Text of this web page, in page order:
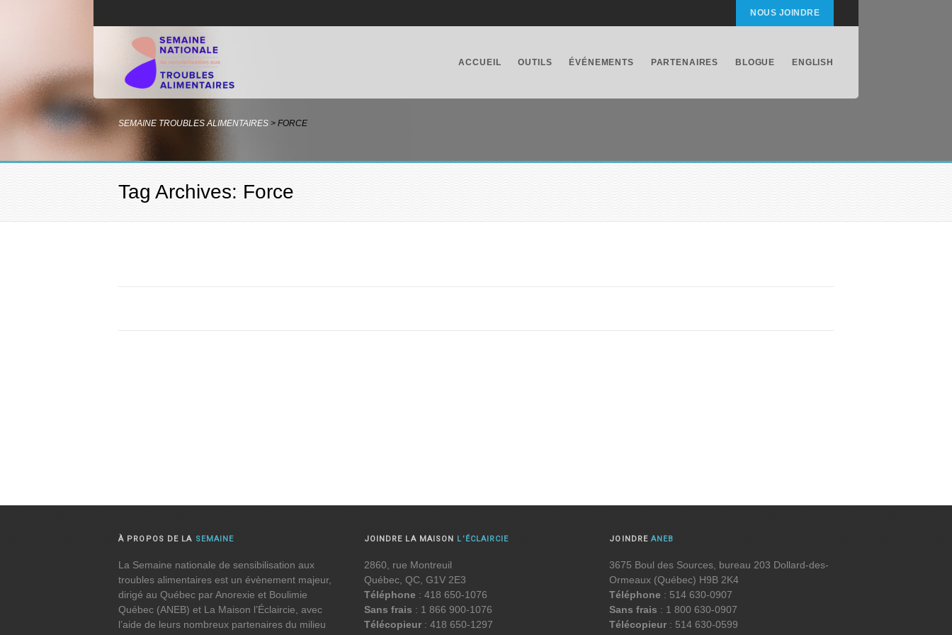
NOUS JOINDRE
ACCUEIL OUTILS ÉVÉNEMENTS PARTENAIRES BLOGUE ENGLISH
SEMAINE TROUBLES ALIMENTAIRES > FORCE
Tag Archives: Force
À PROPOS DE LA SEMAINE
La Semaine nationale de sensibilisation aux
troubles alimentaires est un évènement majeur,
dirigé au Québec par Anorexie et Boulimie
Québec (ANEB) et La Maison l’Éclaircie, avec
l’aide de leurs nombreux partenaires du milieu
JOINDRE LA MAISON L’ÉCLAIRCIE
2860, rue Montreuil
Québec, QC, G1V 2E3
Téléphone : 418 650-1076
Sans frais : 1 866 900-1076
Télécopieur: 418 650-1297
JOINDREANEB
3675 Boul des Sources, bureau 203 Dollard-des-
Ormeaux (Québec) H9B 2K4
Téléphone : 514 630-0907
Sans frais : 1 800 630-0907
Télécopieur : 514 630-0599